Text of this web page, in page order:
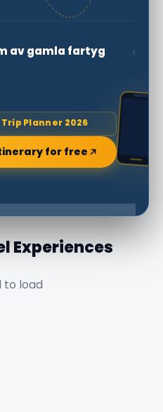
av gamla fartyg ›
Planner 2026
for free
Experiences
to load